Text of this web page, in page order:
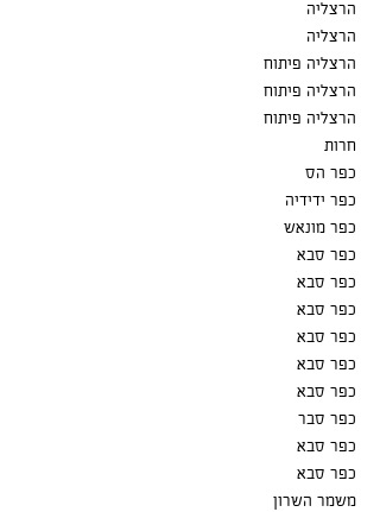
הרצליה
הרצליה
הרצליה פיתוח
הרצליה פיתוח
הרצליה פיתוח
חרות
כפר הס
כפר ידידיה
כפר מונאש
כפר סבא
כפר סבא
כפר סבא
כפר סבא
כפר סבא
כפר סבא
כפר סבר
כפר סבא
כפר סבא
משמר השרון